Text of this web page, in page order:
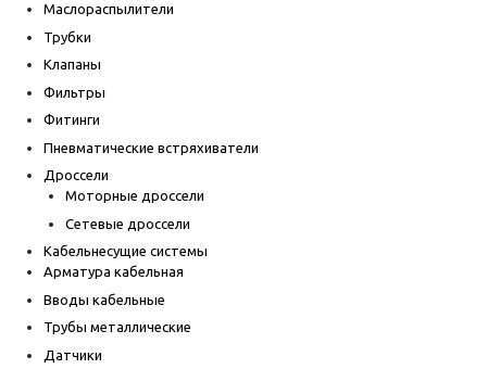
Маслораспылители
Трубки
Клапаны
Фильтры
Фитинги
Пневматические встряхиватели
Дроссели
Моторные дроссели
Сетевые дроссели
Кабельнесущие системы
Арматура кабельная
Вводы кабельные
Трубы металлические
Датчики